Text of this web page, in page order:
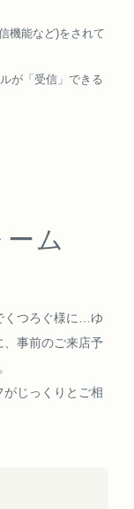
機能など)をされて
が「受信」できる
ム
つろぐ様に… ゆ
事前のご来店予
じっくりとご相